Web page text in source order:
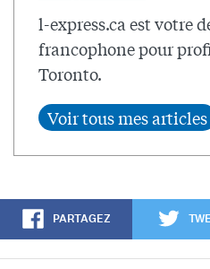
l-express.ca est votre
francophone pour
Toronto.
PARTAGEZ